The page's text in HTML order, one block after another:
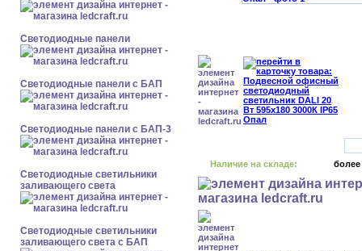
Cветодиодные панели
Cветодиодные панели с БАП
Cветодиодные панели с БАП-3
Светодиодные светильники
заливающего света
Светодиодные светильники
заливающего света с БАП
Наличие на складе: более